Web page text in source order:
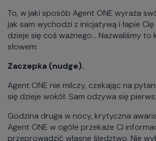
To, w jaki sposób Agent ONE wyraża
jak sam wychodzi z inicjatywą i łapie
dzieje się coś ważnego... Nazwaliśmy to
słowem:
Zaczepka (nudge).
Agent ONE nie milczy, czekając na
się dzieje wokół. Sam odzywa się
Godzina druga w nocy, krytyczna
Agent ONE w ogóle przekaże Ci
przeprowadzić własne śledztwo. Nie